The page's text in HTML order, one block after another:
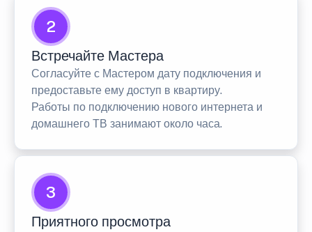
2
Встречайте Мастера
Согласуйте с Мастером дату подключения и
предоставьте ему доступ в квартиру.
Работы по подключению нового интернета и
домашнего ТВ занимают около часа.
3
Приятного просмотра